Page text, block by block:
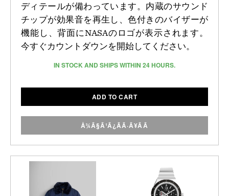
ディテールが備わっています。内蔵のサウンド
チップが効果音を再生し、色付きのバイザーが
機能し、背面にNASAのロゴが表示されます。
今すぐカウントダウンを開始してください。
IN STOCK AND SHIPS WITHIN 24 HOURS.
ADD TO CART
Å¾Ã§Ã¹Ã¿ÃÃ·Ã¥ÃÃ